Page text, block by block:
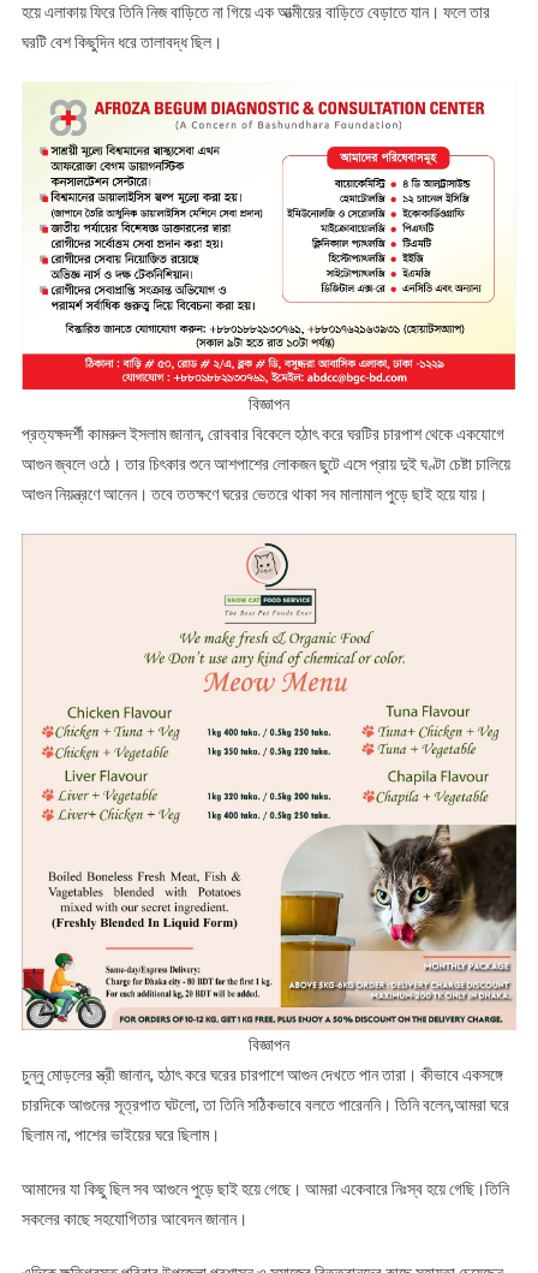
হয়ে এলাকায় ফিরে তিনি নিজ বাড়িতে না গিয়ে এক আত্মীয়ের বাড়িতে বেড়াতে যান। ফলে তার
ঘরটি বেশ কিছুদিন ধরে তালাবদ্ধ ছিল।
বিজ্ঞাপন
প্রত্যক্ষদর্শী কামরুল ইসলাম জানান, রোববার বিকেলে হঠাৎ করে ঘরটির চারপাশ থেকে একযোগে
আগুন জ্বলে ওঠে। তার চিৎকার শুনে আশপাশের লোকজন ছুটে এসে প্রায় দুই ঘণ্টা চেষ্টা চালিয়ে
আগুন নিয়ন্ত্রণে আনেন। তবে ততক্ষণে ঘরের ভেতরে থাকা সব মালামাল পুড়ে ছাই হয়ে যায়।
বিজ্ঞাপন
চুন্নু মোড়লের স্ত্রী জানান, হঠাৎ করে ঘরের চারপাশে আগুন দেখতে পান তারা। কীভাবে একসঙ্গে
চারদিকে আগুনের সূত্রপাত ঘটলো, তা তিনি সঠিকভাবে বলতে পারেননি। তিনি বলেন,আমরা ঘরে
ছিলাম না, পাশের ভাইয়ের ঘরে ছিলাম।
আমাদের যা কিছু ছিল সব আগুনে পুড়ে ছাই হয়ে গেছে। আমরা একেবারে নিঃস্ব হয়ে গেছি।তিনি
সকলের কাছে সহযোগিতার আবেদন জানান।